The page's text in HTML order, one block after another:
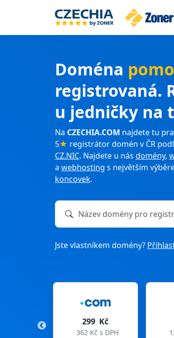
Doména
registrovaná.
u jedničky na
Na CZECHIA.COM najdete tu
5★ registrátor domén v ČR
CZ.NIC. Najdete u nás domény,
a webhosting s největším
koncovek.
Název domény k registraci
Jste vlastníkem domény?
99 Kč
120 Kč s DPH